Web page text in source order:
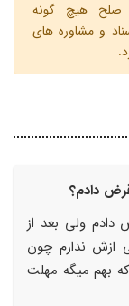
صلح هیچ گونه
و مشاوره های
دادم؟
ولی بعد از
ازش ندارم چون
بهم میگه مهلت